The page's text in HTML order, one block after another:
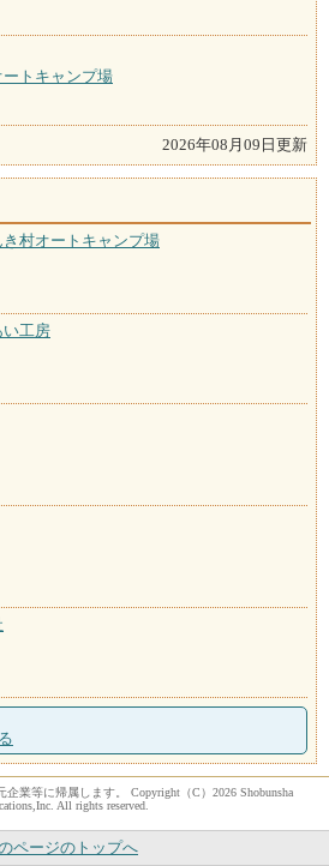
トキャンプ場
2026年08月09日更新
村オートキャンプ場
い工房
業等に帰属します。 Copyright（C）2026 Shobunsha
All rights reserved.
ページのトップへ